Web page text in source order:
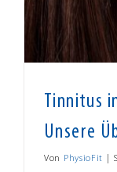
Tinnitus
Unsere
Von PhysioFit